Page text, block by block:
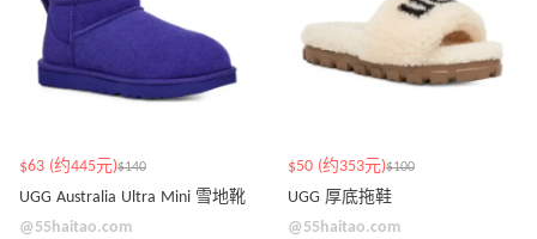
$63 (约445元)$140
UGG Australia Ultra Mini 雪地靴
@55haitao.com
$50 (约353元)$100
UGG 厚底拖鞋
@55haitao.com